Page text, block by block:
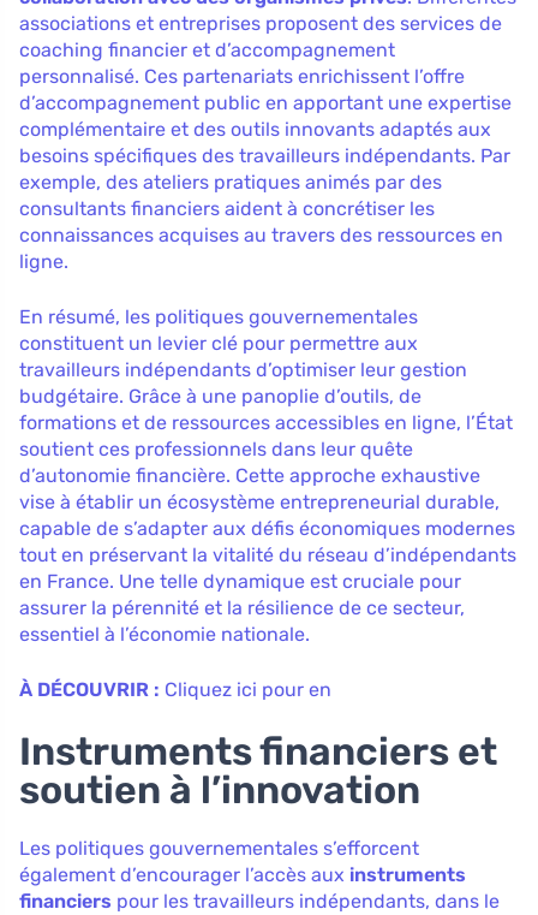
associations et entreprises proposent des services de
coaching financier et d’accompagnement
personnalisé. Ces partenariats enrichissent l’offre
d’accompagnement public en apportant une expertise
complémentaire et des outils innovants adaptés aux
besoins spécifiques des travailleurs indépendants. Par
exemple, des ateliers pratiques animés par des
consultants financiers aident à concrétiser les
connaissances acquises au travers des ressources en
ligne.
En résumé, les politiques gouvernementales
constituent un levier clé pour permettre aux
travailleurs indépendants d’optimiser leur gestion
budgétaire. Grâce à une panoplie d’outils, de
formations et de ressources accessibles en ligne, l’État
soutient ces professionnels dans leur quête
d’autonomie financière. Cette approche exhaustive
vise à établir un écosystème entrepreneurial durable,
capable de s’adapter aux défis économiques modernes
tout en préservant la vitalité du réseau d’indépendants
en France. Une telle dynamique est cruciale pour
assurer la pérennité et la résilience de ce secteur,
essentiel à l’économie nationale.
À DÉCOUVRIR : Cliquez ici pour en
Instruments financiers et
soutien à l’innovation
Les politiques gouvernementales s’efforcent
également d’encourager l’accès aux instruments
financiers pour les travailleurs indépendants, dans le